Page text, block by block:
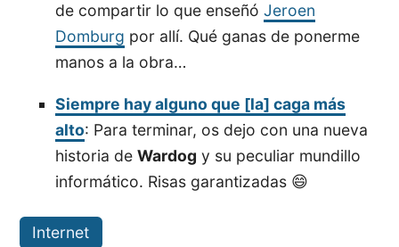
de compartir lo que enseñóJeroen
Domburg por allí. Qué ganas de ponerme
manos a la obra…
Siempre hay alguno que [la] caga más
alto: Para terminar, os dejo con una nueva
historia deWardog y su peculiar mundillo
informático. Risas garantizadas 😄
Internet